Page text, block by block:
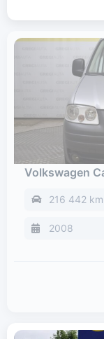
Volkswagen
216 442 km
2008